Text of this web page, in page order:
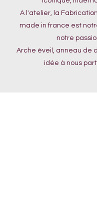
A l'atelier, la
made in france est
notre
Arche éveil, anneau de
idée à nous